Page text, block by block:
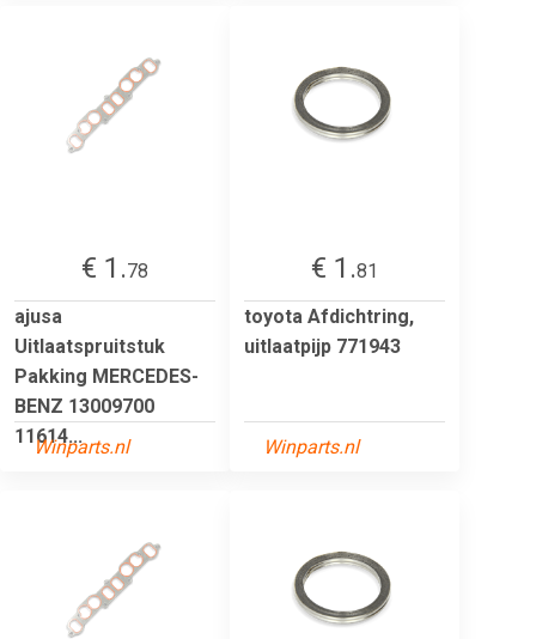
€ 1.78
ajusa
Uitlaatspruitstuk
Pakking MERCEDES-
BENZ 13009700
11614...
Winparts.nl
€ 1.81
toyota Afdichtring,
uitlaatpijp 771943
Winparts.nl